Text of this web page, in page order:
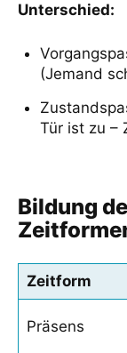
Unterschied:
(Jemand
Tür ist zu –
Bildung
Zeitform
Präsens